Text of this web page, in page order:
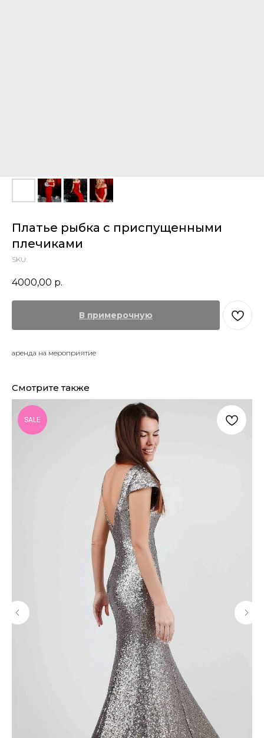
Платье рыбка с приспущенными
плечиками
SKU:
4000,00 р.
В примерочную
аренда на мероприятие
Смотрите также
SALE